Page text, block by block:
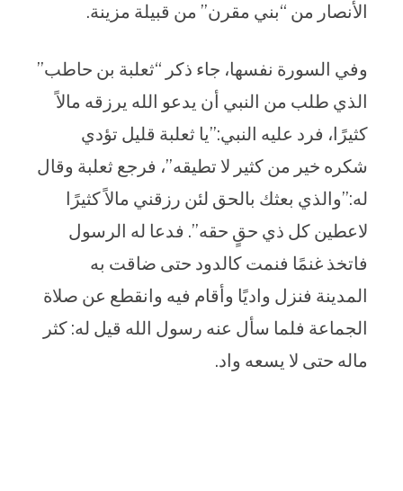
الأنصار من “بني مقرن” من قبيلة مزينة.
وفي السورة نفسها، جاء ذكر “ثعلبة بن حاطب”
الذي طلب من النبي أن يدعو الله يرزقه مالاً
كثيرًا، فرد عليه النبي:”يا ثعلبة قليل تؤدي
شكره خير من كثير لا تطيقه”، فرجع ثعلبة وقال
له:”والذي بعثك بالحق لئن رزقني مالاً كثيرًا
لاعطين كل ذي حقٍ حقه”. فدعا له الرسول
فاتخذ غنمًا فنمت كالدود حتى ضاقت به
المدينة فنزل واديًا وأقام فيه وانقطع عن صلاة
الجماعة فلما سأل عنه رسول الله قيل له: كثر
ماله حتى لا يسعه واد.